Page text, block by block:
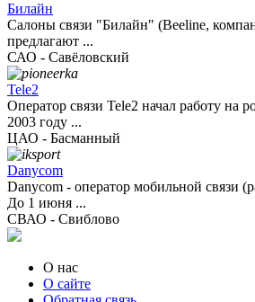
Билайн
Салоны связи "Билайн" (Beeline,
предлагают ...
САО - Савёловский
Tele2
Оператор связи Tele2 начал работу на
2003 году ...
ЦАО - Басманный
Danycom
Danycom - оператор мобильной связи
До 1 июня ...
СВАО - Свиблово
О нас
О сайте